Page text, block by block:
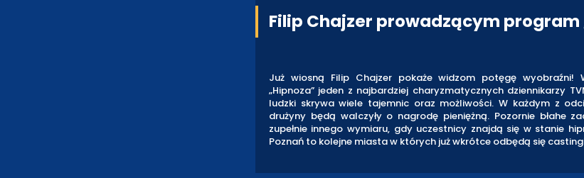
Filip Chajzer prowadzącym program
Już wiosną Filip Chajzer pokaże widzom potęgę wyobraźni!
„Hipnoza” jeden z najbardziej charyzmatycznych dziennikarzy
ludzki skrywa wiele tajemnic oraz możliwości. W każdym z
drużyny będą walczyły o nagrodę pieniężną. Pozornie błahe
zupełnie innego wymiaru, gdy uczestnicy znajdą się w stanie
Poznań to kolejne miasta w których już wkrótce odbędą się